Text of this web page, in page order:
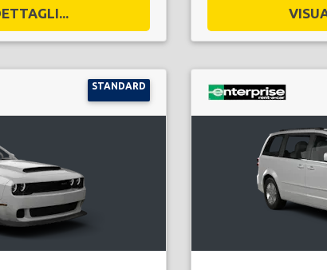
STANDARD